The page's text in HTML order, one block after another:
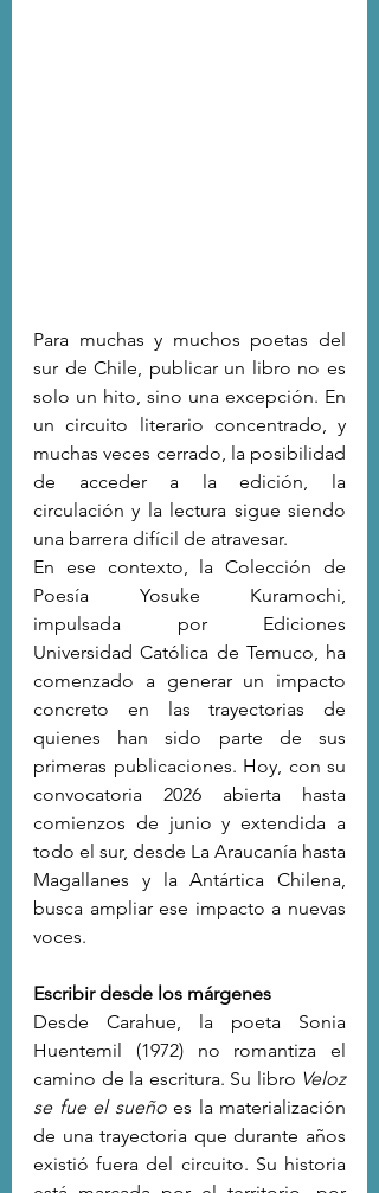
Para muchas y muchos poetas del
sur de Chile, publicar un libro no es
solo un hito, sino una excepción. En
un circuito literario concentrado, y
muchas veces cerrado, la posibilidad
de acceder a la edición, la
circulación y la lectura sigue siendo
una barrera difícil de atravesar.
En ese contexto, la Colección de
Poesía Yosuke Kuramochi,
impulsada por Ediciones
Universidad Católica de Temuco, ha
comenzado a generar un impacto
concreto en las trayectorias de
quienes han sido parte de sus
primeras publicaciones. Hoy, con su
convocatoria 2026 abierta hasta
comienzos de junio y extendida a
todo el sur, desde La Araucanía hasta
Magallanes y la Antártica Chilena,
busca ampliar ese impacto a nuevas
voces.
Escribir desde los márgenes
Desde Carahue, la poeta Sonia
Huentemil (1972) no romantiza el
camino de la escritura. Su libro Veloz
se fue el sueño es la materialización
de una trayectoria que durante años
existió fuera del circuito. Su historia